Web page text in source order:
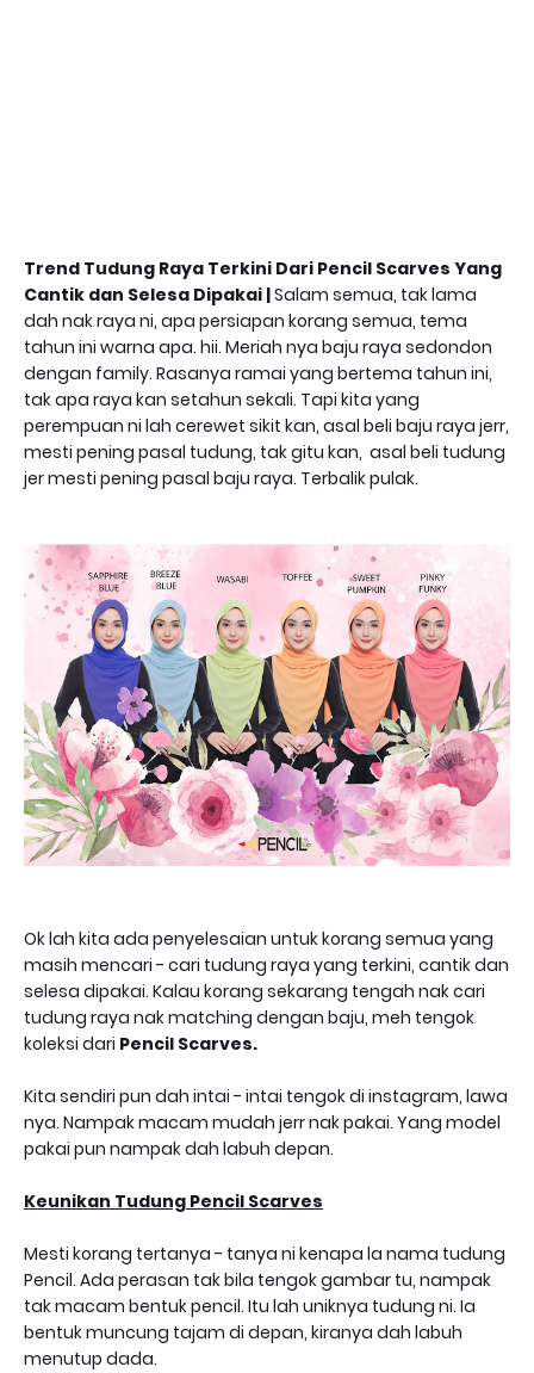
Trend Tudung Raya Terkini Dari Pencil Scarves Yang
Cantik dan Selesa Dipakai |Salam semua, tak lama
dah nak raya ni, apa persiapan korang semua, tema
tahun ini warna apa. hii. Meriah nya baju raya sedondon
dengan family. Rasanya ramai yang bertema tahun ini,
tak apa raya kan setahun sekali. Tapi kita yang
perempuan ni lah cerewet sikit kan, asal beli baju raya jerr,
mesti pening pasal tudung, tak gitu kan, asal beli tudung
jer mesti pening pasal baju raya. Terbalik pulak.
Ok lah kita ada penyelesaian untuk korang semua yang
masih mencari - cari tudung raya yang terkini, cantik dan
selesa dipakai. Kalau korang sekarang tengah nak cari
tudung raya nak matching dengan baju, meh tengok
koleksi dari Pencil Scarves.
Kita sendiri pun dah intai - intai tengok di instagram, lawa
nya. Nampak macam mudah jerr nak pakai. Yang model
pakai pun nampak dah labuh depan.
Keunikan Tudung Pencil Scarves
Mesti korang tertanya - tanya ni kenapa la nama tudung
Pencil. Ada perasan tak bila tengok gambar tu, nampak
tak macam bentuk pencil. Itu lah uniknya tudung ni. Ia
bentuk muncung tajam di depan, kiranya dah labuh
menutup dada.